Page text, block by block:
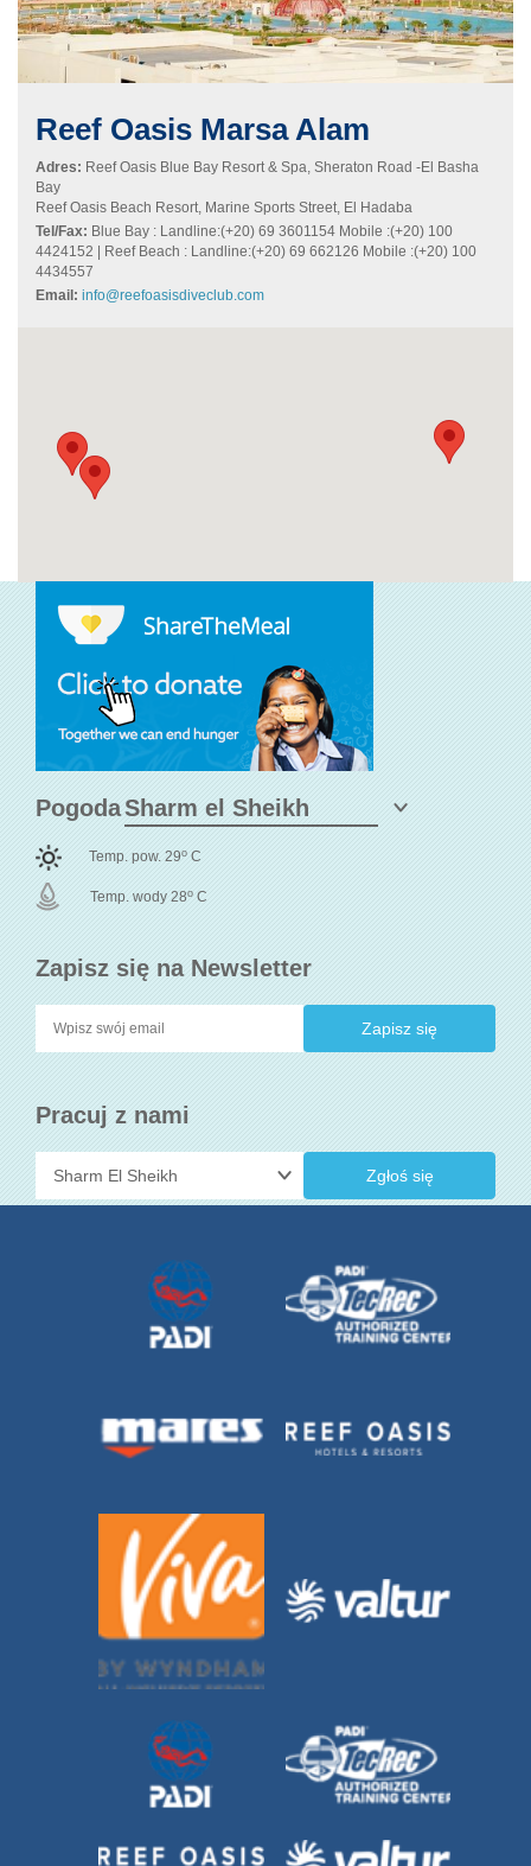
Reef Oasis Marsa Alam
Adres: Reef Oasis Blue Bay Resort & Spa, Sheraton Road -El Basha
Bay
Reef Oasis Beach Resort, Marine Sports Street, El Hadaba
Tel/Fax: Blue Bay : Landline:(+20) 69 3601154 Mobile :(+20) 100
4424152 | Reef Beach : Landline:(+20) 69 662126 Mobile :(+20) 100
4434557
Email: info@reefoasisdiveclub.com
Zapisz się na Newsletter
Pracuj z nami
Zgłoś się
Pogoda
Temp. pow. 29o C
Temp. wody 28o C